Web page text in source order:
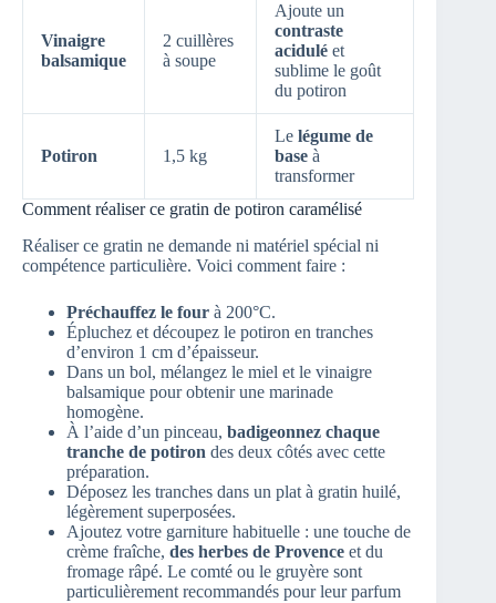
Vinaigre
balsamique
2 cuillères
à soupe
Ajoute un
contraste
acidulé et
sublime le goût
du potiron
Potiron 1,5 kg
Le légume de
base à
transformer
Comment réaliser ce gratin de potiron caramélisé
Réaliser ce gratin ne demande ni matériel spécial ni
compétence particulière. Voici comment faire :
Préchauffez le four à 200°C.
Épluchez et découpez le potiron en tranches
d’environ 1 cm d’épaisseur.
Dans un bol, mélangez le miel et le vinaigre
balsamique pour obtenir une marinade
homogène.
À l’aide d’un pinceau, badigeonnez chaque
tranche de potiron des deux côtés avec cette
préparation.
Déposez les tranches dans un plat à gratin huilé,
légèrement superposées.
Ajoutez votre garniture habituelle : une touche de
crème fraîche, des herbes de Provence et du
fromage râpé. Le comté ou le gruyère sont
particulièrement recommandés pour leur parfum